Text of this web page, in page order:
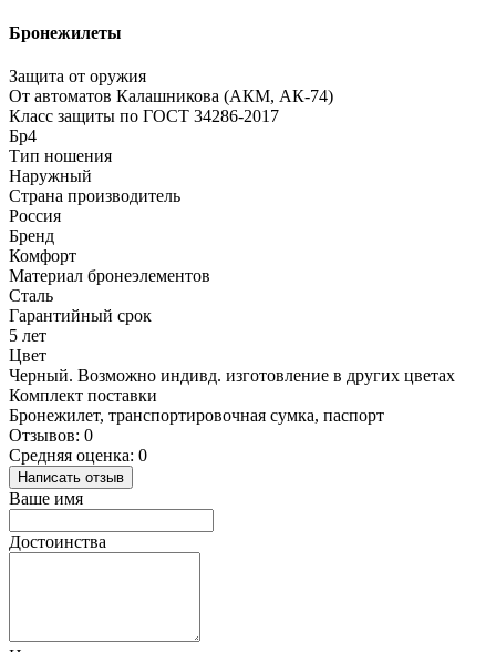
Бронежилеты
Защита от оружия
От автоматов Калашникова (АКМ, АК-74)
Класс защиты по ГОСТ 34286-2017
Бр4
Тип ношения
Наружный
Страна производитель
Россия
Бренд
Комфорт
Материал бронеэлементов
Сталь
Гарантийный срок
5 лет
Цвет
Черный. Возможно индивд. изготовление в других цветах
Комплект поставки
Бронежилет, транспортировочная сумка, паспорт
Отзывов: 0
Средняя оценка: 0
Написать отзыв
Ваше имя
Достоинства